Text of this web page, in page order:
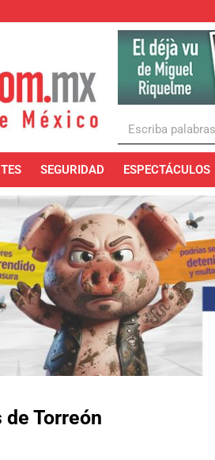
SEGURIDAD ESPECTÁCULOS
Torreón